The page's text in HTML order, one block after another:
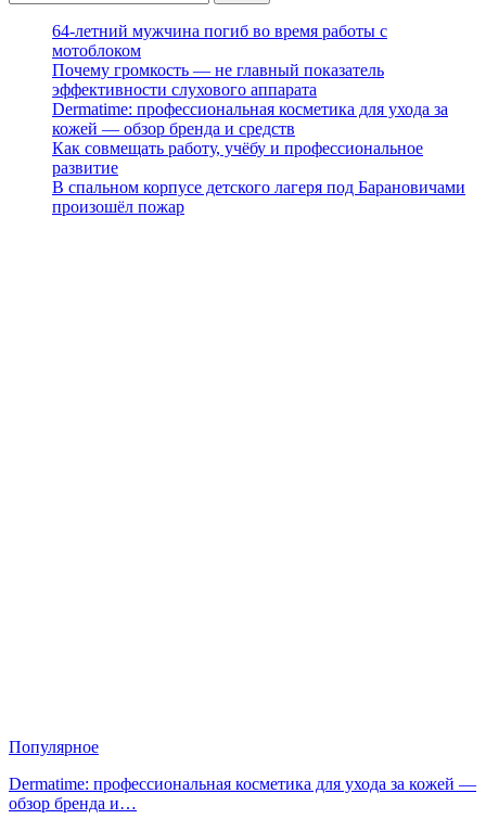
64-летний мужчина погиб во время работы с
мотоблоком
Почему громкость — не главный показатель
эффективности слухового аппарата
Dermatime: профессиональная косметика для ухода за
кожей — обзор бренда и средств
Как совмещать работу, учёбу и профессиональное
развитие
В спальном корпусе детского лагеря под Барановичами
произошёл пожар
Популярное
Dermatime: профессиональная косметика для ухода за кожей —
обзор бренда и…